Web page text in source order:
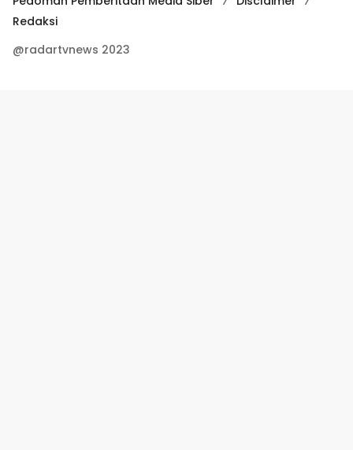
Redaksi
@radartvnews 2023